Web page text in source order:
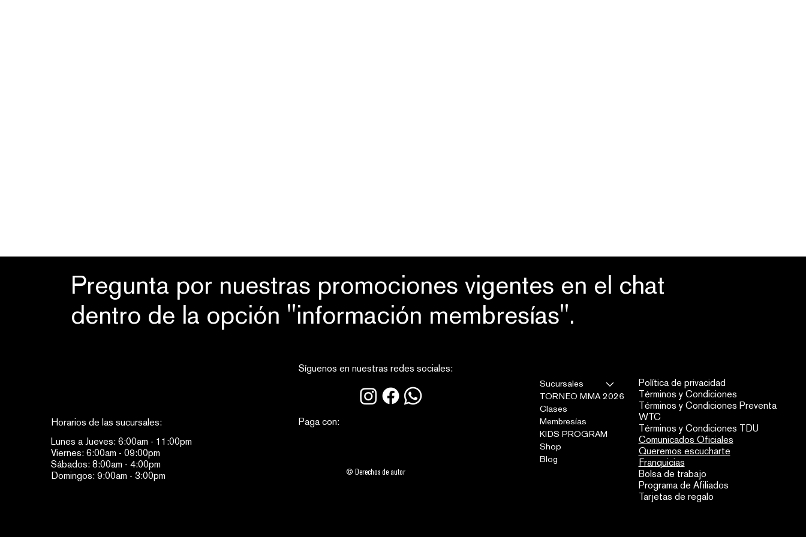
Pregunta por nuestras promociones vigentes en el chat
dentro de la opción "información membresías".
Horarios de las sucursales:
Lunes a Jueves: 6:00am - 11:00pm
Viernes: 6:00am - 09:00pm
Sábados: 8:00am - 4:00pm
Domingos: 9:00am - 3:00pm
Síguenos en nuestras redes sociales:
Paga con:
© Derechos de autor
Sucursales
TORNEO MMA 2026
Clases
Membresías
KIDS PROGRAM
Shop
Blog
Política de privacidad
Términos y Condiciones
Términos y Condiciones Preventa
WTC
Términos y Condiciones TDU
Comunicados Oficiales
Queremos escucharte
Franquicias
Bolsa de trabajo
Programa de Afiliados
Tarjetas de regalo